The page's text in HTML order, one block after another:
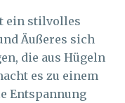
ein stilvolles
Äußeres sich
die aus Hügeln
es zu einem
Entspannung